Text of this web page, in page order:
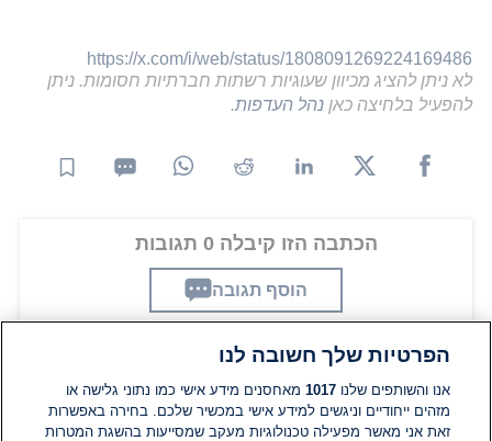
https://x.com/i/web/status/1808091269224169486
לא ניתן להציג מכיוון שעוגיות רשתות חברתיות חסומות. ניתן
להפעיל בלחיצה כאן נהל העדפות.
הכתבה הזו קיבלה 0 תגובות
הוסף תגובה
תגובות
הפרטיות שלך חשובה לנו
אנו והשותפים שלנו1017 מאחסנים מידע אישי כמו נתוני גלישה או
מזהים ייחודיים וניגשים למידע אישי במכשיר שלכם. בחירה באפשרות
זאת אני מאשר מפעילה טכנולוגיות מעקב שמסייעות בהשגת המטרות